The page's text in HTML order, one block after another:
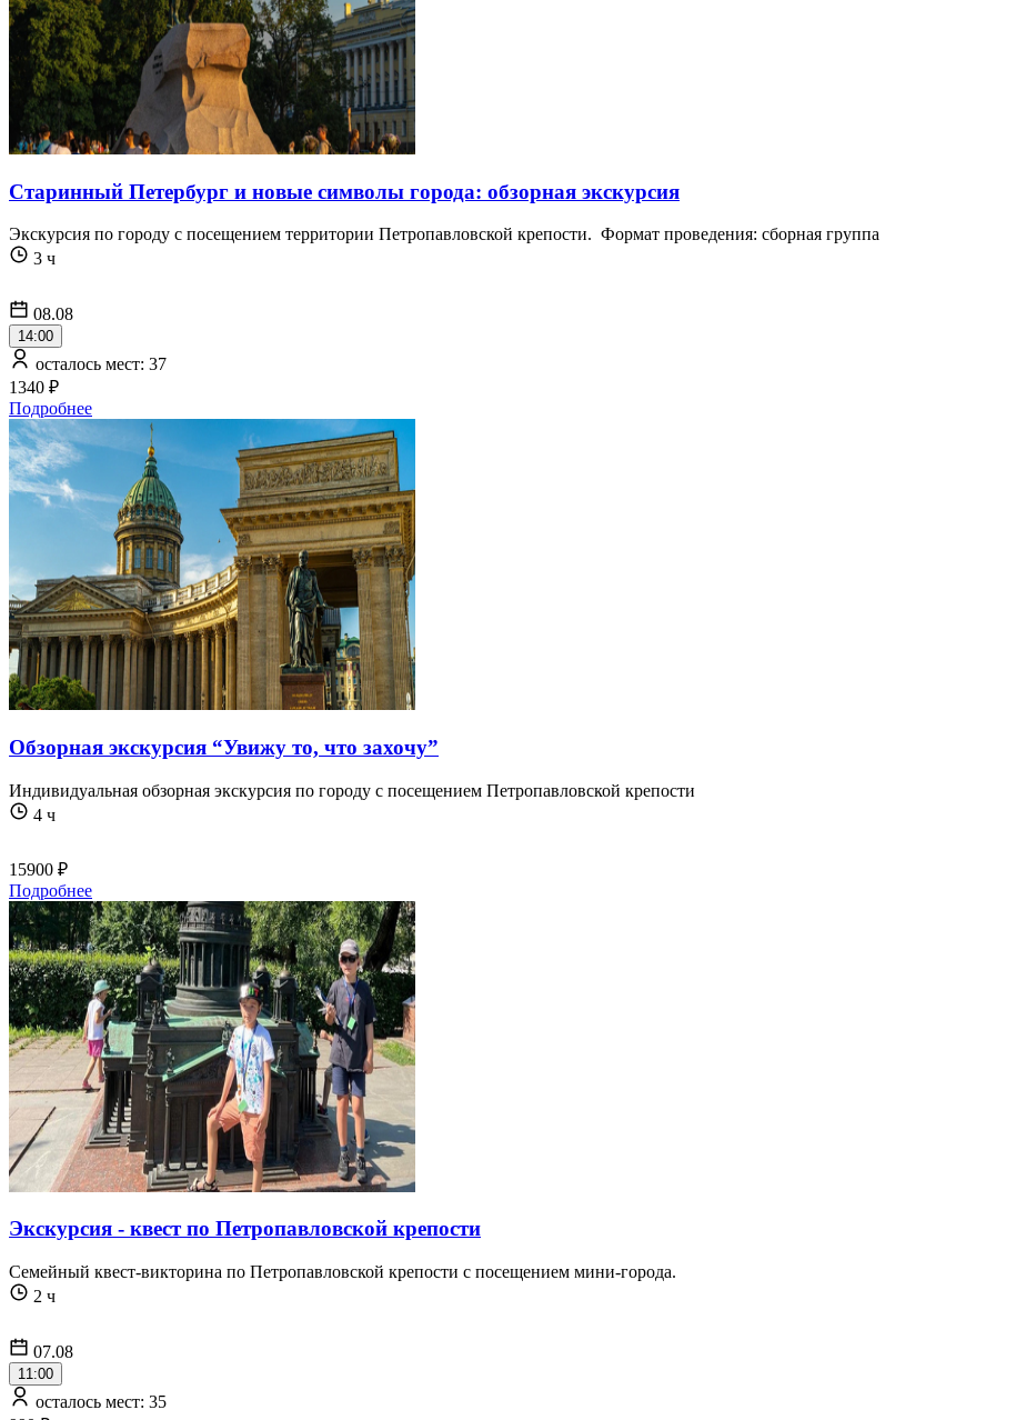
Старинный Петербург и новые символы города: обзорная экскурсия
Экскурсия по городу с посещением территории Петропавловской крепости. Формат проведения: сборная группа
3 ч
08.08
14:00
осталось мест: 37
1340 ₽
Подробнее
Обзорная экскурсия “Увижу то, что захочу”
Индивидуальная обзорная экскурсия по городу с посещением Петропавловской крепости
4 ч
15900 ₽
Подробнее
Экскурсия - квест по Петропавловской крепости
Семейный квест-викторина по Петропавловской крепости с посещением мини-города.
2 ч
07.08
11:00
осталось мест: 35